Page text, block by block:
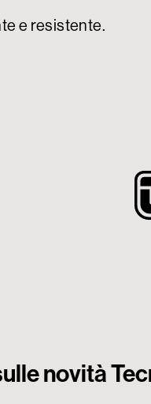
e resistente.
novità